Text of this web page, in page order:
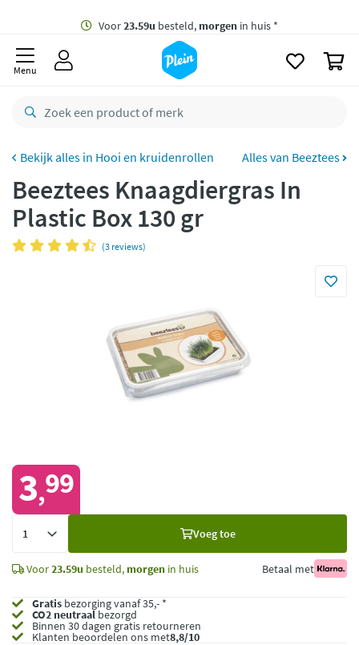
besteld,
retourneren
CO2 neutraalbezorgd
Betaal met Klarna
Menu
Hooi en kruidenrollen Alles van Beeztees
Beeztees Knaagdiergras In
Plastic Box 130 gr
(3 reviews)
3,99
Voeg toe
Voor23.59u besteld, morgen in huis Betaal met
Gratis bezorging vanaf 35,- *
CO2 neutraalbezorgd
Binnen 30 dagen gratis retourneren
Klanten beoordelen ons met8,8/10